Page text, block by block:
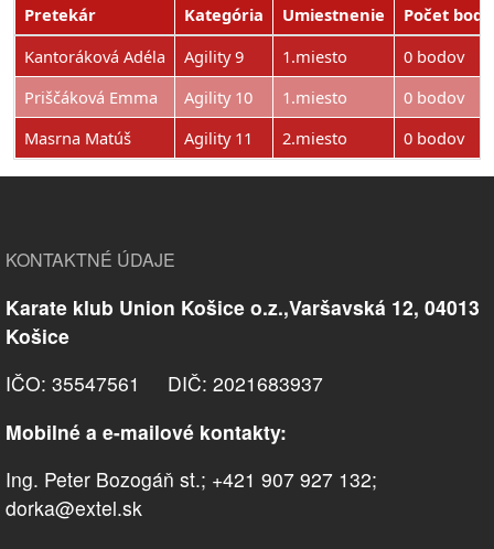
Pretekár Kategória Umiestnenie
Počet
Kantoráková Adéla
Agility 9 1.miesto
0 bodov
Priščáková Emma
Agility 10 1.miesto
0 bodov
Masrna Matúš
Agility 11 2.miesto 0 bodov
KONTAKTNÉ ÚDAJE
Karate klub Union Košice o.z.,Varšavská 12, 04013
Košice
IČO: 35547561 DIČ: 2021683937
Mobilné a e-mailové kontakty:
Ing. Peter Bozogáň st.; +421 907 927 132;
dorka@extel.sk